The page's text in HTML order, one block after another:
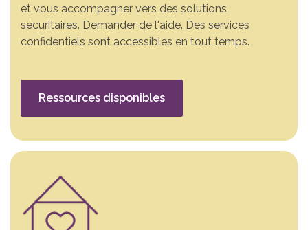
et vous accompagner vers des solutions
sécuritaires. Demander de l'aide. Des services
confidentiels sont accessibles en tout temps.
Ressources disponibles